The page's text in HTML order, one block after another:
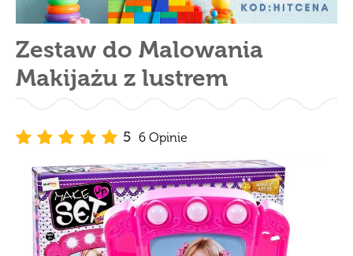
Zestaw do Malowania
Makijażu z lustrem
5 6 Opinie